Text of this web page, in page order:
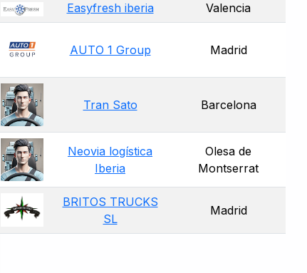
Easyfresh iberia Valencia
AUTO 1 Group Madrid
Tran Sato Barcelona
Neovia logística
Iberia
Olesa de
Montserrat
BRITOS TRUCKS
SL
Madrid